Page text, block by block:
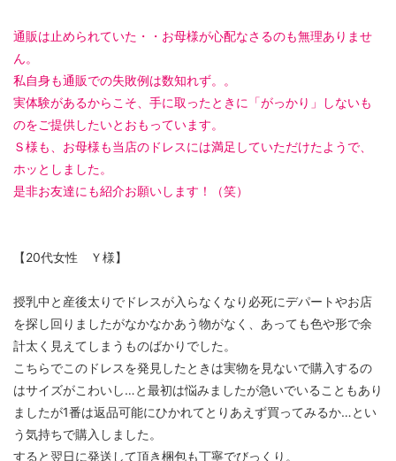
通販は止められていた・・お母様が心配なさるのも無理ありませ
ん。
私自身も通販での失敗例は数知れず。。
実体験があるからこそ、手に取ったときに「がっかり」しないも
のをご提供したいとおもっています。
Ｓ様も、お母様も当店のドレスには満足していただけたようで、
ホッとしました。
是非お友達にも紹介お願いします！（笑）
【20代女性 Ｙ様】
授乳中と産後太りでドレスが入らなくなり必死にデパートやお店
を探し回りましたがなかなかあう物がなく、あっても色や形で余
計太く見えてしまうものばかりでした。
こちらでこのドレスを発見したときは実物を見ないで購入するの
はサイズがこわいし…と最初は悩みましたが急いでいることもあり
ましたが1番は返品可能にひかれてとりあえず買ってみるか…とい
う気持ちで購入しました。
すると翌日に発送して頂き梱包も丁寧でびっくり。